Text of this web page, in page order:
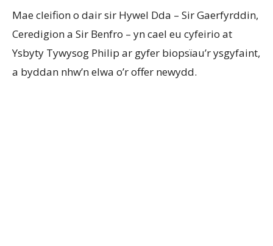
Mae cleifion o dair sir Hywel Dda – Sir Gaerfyrddin,
Ceredigion a Sir Benfro – yn cael eu cyfeirio at
Ysbyty Tywysog Philip ar gyfer biopsïau’r ysgyfaint,
a byddan nhw’n elwa o’r offer newydd.